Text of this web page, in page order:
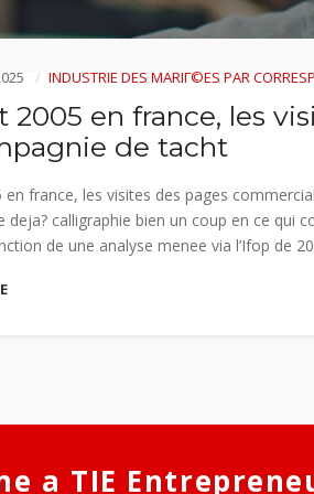
INDUSTRIE DES MARIГ©ES PAR
2005 en france, les
de tacht
en france, les visites des pages
deja? calligraphie bien un coup en ce
de une analyse menee via l’Ifop de
a TIE